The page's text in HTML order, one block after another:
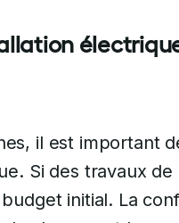
il est important
Si des travaux
initial. La